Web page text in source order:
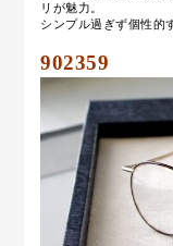
リが魅力。
シンプル過ぎず個性的
902359